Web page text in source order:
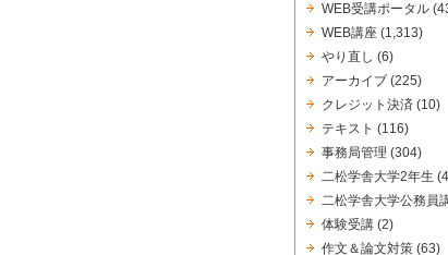
WEB受講ポータル
WEB講座 (1,313)
やり直し (6)
アーカイブ (225)
クレジット決済 (10)
テキスト (116)
事務局管理 (304)
二松学舎大学2年生
二松学舎大学公務員
体験受講 (2)
作文＆論文対策 (63)